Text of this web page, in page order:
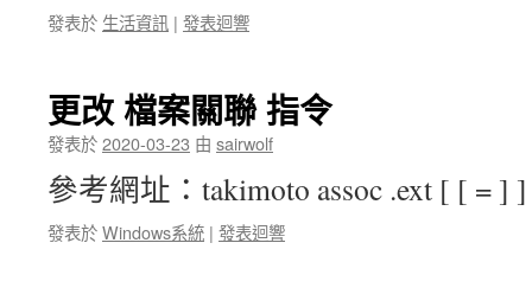
發表於 生活資訊 | 發表迴響
更改 檔案關聯 指令
發表於2020-03-23 由 sairwolf
參考網址：takimoto assoc .ext [ [ =
發表於Windows系統 | 發表迴響